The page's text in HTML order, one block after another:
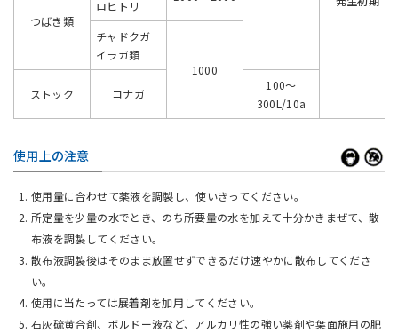
つばき類
ロヒトリ
チャドクガ
イラガ類
1000
ストック
コナガ
100～
300L/10a
使用上の注意
使用量に合わせて薬液を調製し、使いきってください。
所定量を少量の水でとき、のち所要量の水を加えて十分かきまぜて、散
布液を調製してください。
散布液調製後はそのまま放置せずできるだけ速やかに散布してくださ
い。
使用に当たっては展着剤を加用してください。
石灰硫黄合剤、ボルドー液など、アルカリ性の強い薬剤や葉面施用の肥